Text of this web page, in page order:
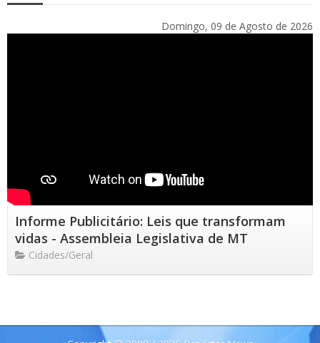
Domingo, 09 de Agosto de 2026
Informe Publicitário: Leis que transformam
vidas - Assembleia Legislativa de MT
Cidades/Geral